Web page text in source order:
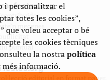
festes.org
contribuidor
mecenes
puntual
festes.org
editorial en format paper,
i personalitzar el
totes les cookies”,
que voleu acceptar o bé
les cookies tècniques
la nostrapolítica
informació.